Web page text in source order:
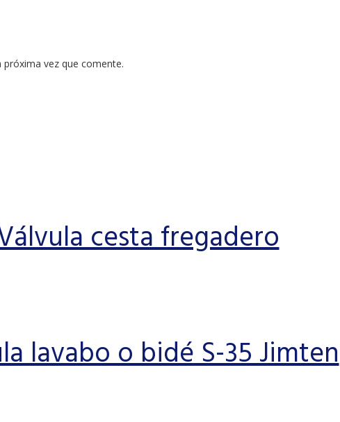
vez que comente.
cesta fregadero
lavabo o bidé S-35 Jimten